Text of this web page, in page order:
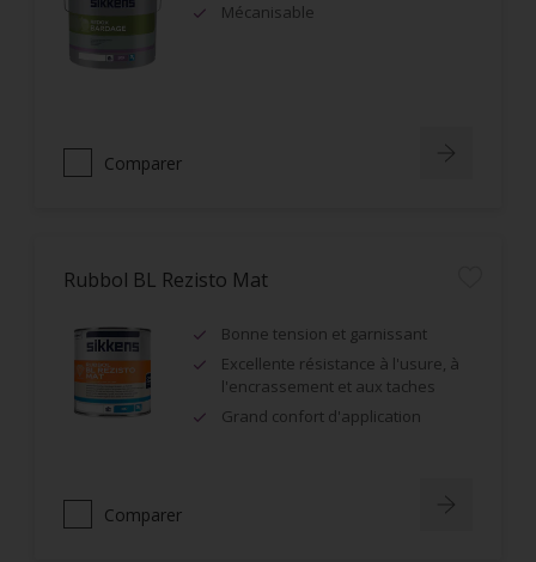
Mécanisable
Comparer
Rubbol BL Rezisto Mat
Bonne tension et garnissant
Excellente résistance à l'usure, à
l'encrassement et aux taches
Grand confort d'application
Comparer